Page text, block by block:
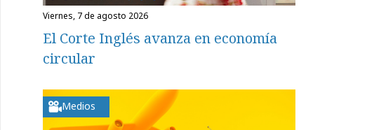
viernes, 7 de agosto 2026
El Corte Inglés avanza en economía
circular
Medios